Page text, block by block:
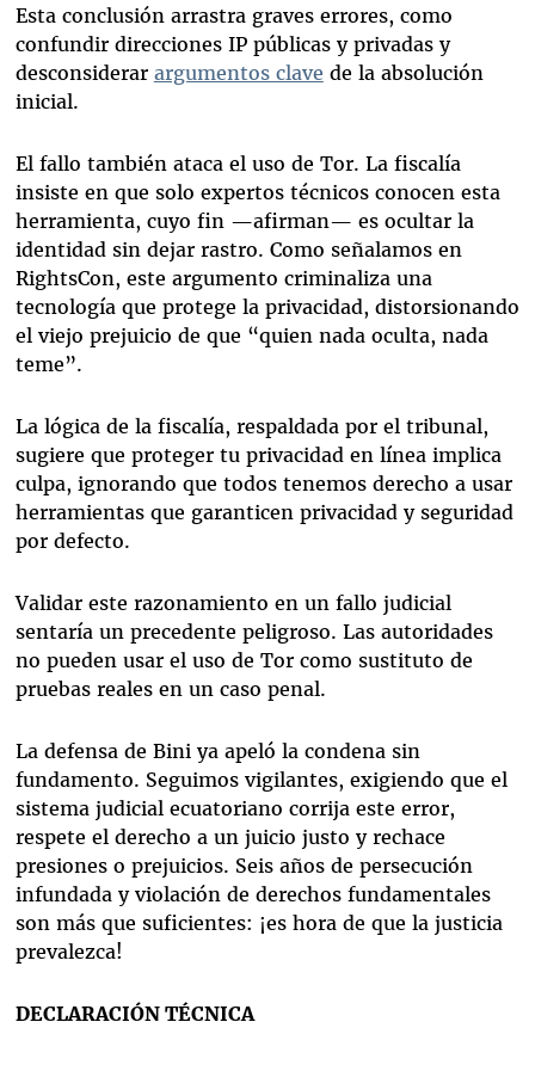
Esta conclusión arrastra graves errores, como
confundir direcciones IP públicas y privadas y
desconsiderar argumentos clave de la absolución
inicial.
El fallo también ataca el uso de Tor. La fiscalía
insiste en que solo expertos técnicos conocen esta
herramienta, cuyo fin —afirman— es ocultar la
identidad sin dejar rastro. Como señalamos en
RightsCon, este argumento criminaliza una
tecnología que protege la privacidad, distorsionando
el viejo prejuicio de que “quien nada oculta, nada
teme”.
La lógica de la fiscalía, respaldada por el tribunal,
sugiere que proteger tu privacidad en línea implica
culpa, ignorando que todos tenemos derecho a usar
herramientas que garanticen privacidad y seguridad
por defecto.
Validar este razonamiento en un fallo judicial
sentaría un precedente peligroso. Las autoridades
no pueden usar el uso de Tor como sustituto de
pruebas reales en un caso penal.
La defensa de Bini ya apeló la condena sin
fundamento. Seguimos vigilantes, exigiendo que el
sistema judicial ecuatoriano corrija este error,
respete el derecho a un juicio justo y rechace
presiones o prejuicios. Seis años de persecución
infundada y violación de derechos fundamentales
son más que suficientes: ¡es hora de que la justicia
prevalezca!
DECLARACIÓN TÉCNICA